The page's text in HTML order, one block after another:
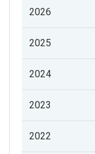
2026
2025
2024
2023
2022